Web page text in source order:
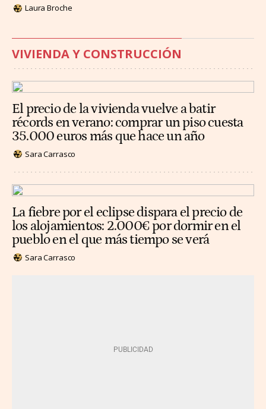
Laura Broche
VIVIENDA Y CONSTRUCCIÓN
El precio de la vivienda vuelve a batir
récords en verano: comprar un piso cuesta
35.000 euros más que hace un año
Sara Carrasco
La fiebre por el eclipse dispara el precio de
los alojamientos: 2.000€ por dormir en el
pueblo en el que más tiempo se verá
Sara Carrasco